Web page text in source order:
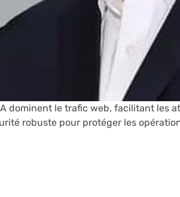
dominent le trafic web, facilitant les
robuste pour protéger les